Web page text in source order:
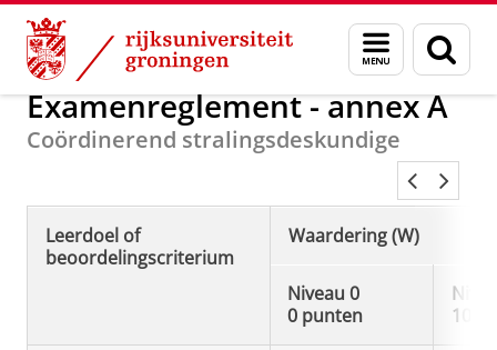
Skip
Content
Skip
Navigation
Menu
en
zoeken
Onderwijs Stralingsbescherming
Examenreglement - annex A
Coördinerend stralingsdeskundige
Leerdoel of
beoordelingscriterium
Waardering (W)
Niveau 0
0 punten
10